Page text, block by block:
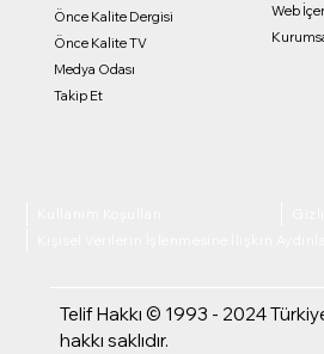
Telif Hakkı © 1993 - 2024
hakkı saklıdır.
Web
Önce Kalite Dergisi
Önce Kalite TV
Medya Odası
Takip Et